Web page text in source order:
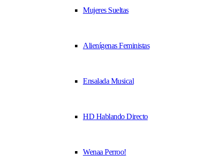
Mujeres Sueltas
Alienígenas Feministas
Ensalada Musical
HD Hablando Directo
Wenaa Perroo!